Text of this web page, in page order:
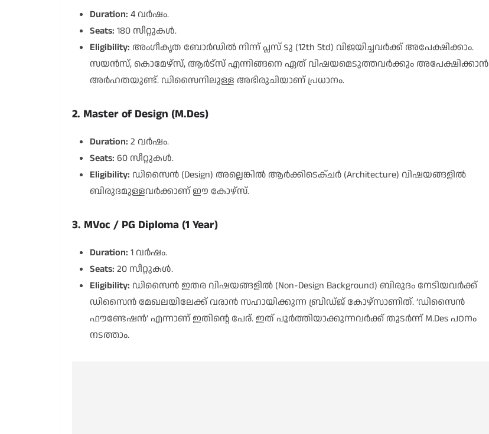
Duration: 4 വർഷം.
Seats: 180 സീറ്റുകൾ.
Eligibility: അംഗീകൃത ബോർഡിൽ നിന്ന് പ്ലസ് ടു (12th Std) വിജയിച്ചവർക്ക് അപേക്ഷിക്കാം.
സയൻസ്, കൊമേഴ്സ്, ആർട്സ് എന്നിങ്ങനെ ഏത് വിഷയമെടുത്തവർക്കും അപേക്ഷിക്കാൻ
അർഹതയുണ്ട്. ഡിസൈനിലുള്ള അഭിരുചിയാണ് പ്രധാനം.
2. Master of Design (M.Des)
Duration: 2 വർഷം.
Seats: 60 സീറ്റുകൾ.
Eligibility: ഡിസൈൻ (Design) അല്ലെങ്കിൽ ആർക്കിടെക്ചർ (Architecture) വിഷയങ്ങളിൽ
ബിരുദമുള്ളവർക്കാണ് ഈ കോഴ്സ്.
3. MVoc / PG Diploma (1 Year)
Duration: 1 വർഷം.
Seats: 20 സീറ്റുകൾ.
Eligibility: ഡിസൈൻ ഇതര വിഷയങ്ങളിൽ (Non-Design Background) ബിരുദം നേടിയവർക്ക്
ഡിസൈൻ മേഖലയിലേക്ക് വരാൻ സഹായിക്കുന്ന ബ്രിഡ്ജ് കോഴ്സാണിത്. ‘ഡിസൈൻ
ഫൗണ്ടേഷൻ’ എന്നാണ് ഇതിന്റെ പേര്. ഇത് പൂർത്തിയാക്കുന്നവർക്ക് തുടർന്ന് M.Des പഠനം
നടത്താം.